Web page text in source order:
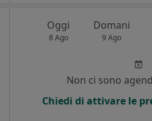
Oggi
8 Ago
Domani
9 Ago
Non ci sono
Chiedi di attivare le